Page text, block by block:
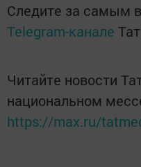
Следите за самым
Telegram-канале
Читайте новости
национальном
https://max.ru/